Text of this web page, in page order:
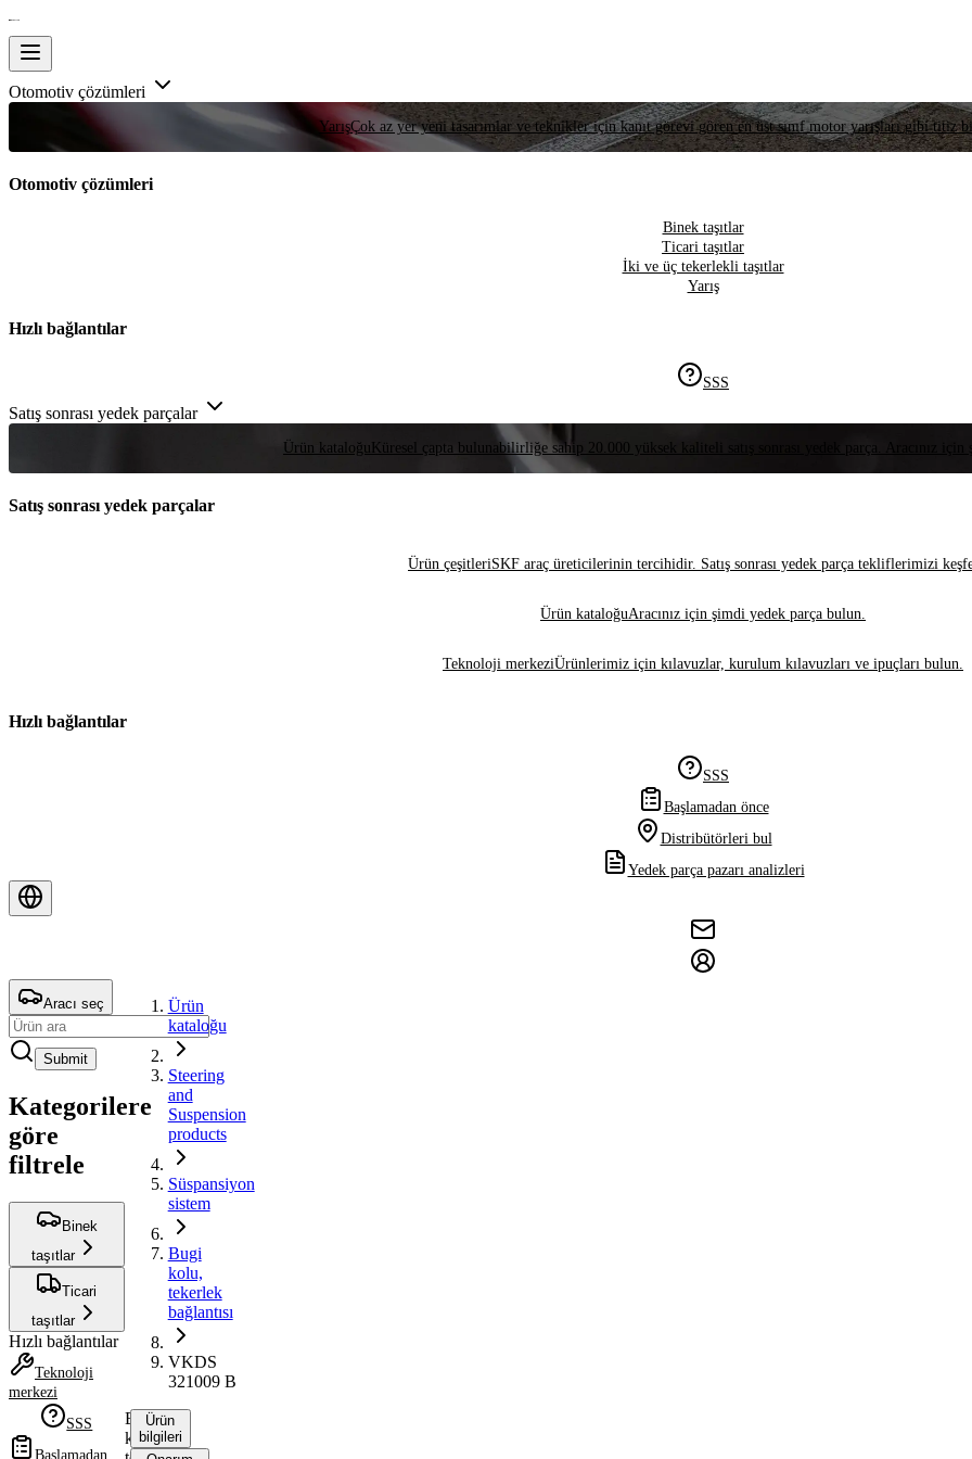
Otomotiv çözümleri
YarışÇok az yer yeni tasarımlar ve teknikler için kanıt görevi gören en üst sınıf motor yarışları gibi titiz
Otomotiv çözümleri
Binek taşıtlar
Ticari taşıtlar
İki ve üç tekerlekli taşıtlar
Yarış
Hızlı bağlantılar
SSS
Satış sonrası yedek parçalar
Ürün kataloğu Küresel çapta bulunabilirliğe sahip 20.000 yüksek kaliteli satış sonrası yedek parça. Aracınız
Satış sonrası yedek parçalar
Ürün çeşitleriSKF araç üreticilerinin tercihidir. Satış sonrası yedek parça tekliflerimizi
Ürün kataloğuAracınız için şimdi yedek parça bulun.
Teknoloji merkeziÜrünlerimiz için kılavuzlar, kurulum kılavuzları ve ipuçları bulun.
Hızlı bağlantılar
SSS
Başlamadan önce
Distribütörleri bul
Yedek parça pazarı analizleri
Aracı seç
Submit
Kategorilere
göre
filtrele
Binek
taşıtlar
Ticari
taşıtlar
Hızlı bağlantılar
Teknoloji
merkezi
SSS
Başlamadan
Ürün
kataloğu
Steering
and
Suspension
products
Süspansiyon
sistem
Bugi
kolu,
tekerlek
bağlantısı
VKDS
321009 B
Bugi
kolu,
Ürün
bilgileri